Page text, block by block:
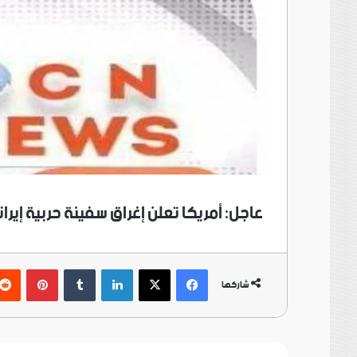
عاجل: أمريكا تعلن إغراق سفينة حربية
شاركها فيسبوك
‫X لينكدإن
‏Tumblr